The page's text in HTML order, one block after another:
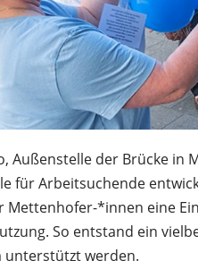
Außenstelle der Brücke in
für Arbeitsuchende
Mettenhofer-*innen eine
So entstand ein
unterstützt werden.